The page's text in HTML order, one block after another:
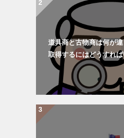
道具商と古物商は何が
取得するにはどうすれば